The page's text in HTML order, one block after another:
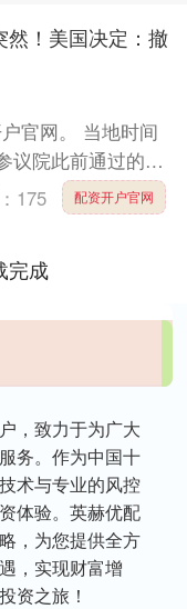
然！美国决定：撤
官网。 当地时间
议院此前通过的决
加北坡国家石油储
175 配资开户官网
完成
，致力于为广大
务。作为中国十
术与专业的风控
体验。英赫优配
，为您提供全方
，实现财富增
资之旅！